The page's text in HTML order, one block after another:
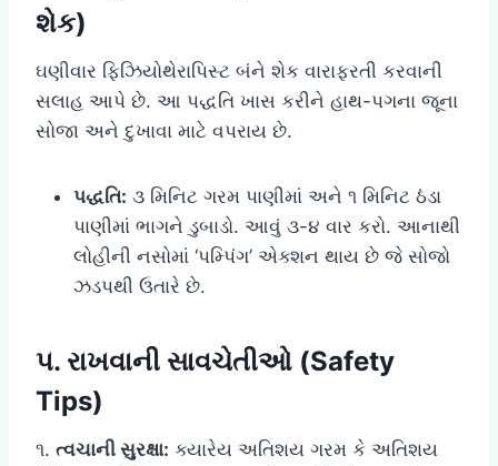
શેક)
ઘણીવાર ફિઝિયોથેરાપિસ્ટ બંને શેક વારાફરતી કરવાની
સલાહ આપે છે. આ પદ્ધતિ ખાસ કરીને હાથ-પગના જૂના
સોજા અને દુખાવા માટે વપરાય છે.
પદ્ધતિ: ૩ મિનિટ ગરમ પાણીમાં અને ૧ મિનિટ ઠંડા
પાણીમાં ભાગને ડુબાડો. આવું ૩-૪ વાર કરો. આનાથી
લોહીની નસોમાં ‘પમ્પિંગ’ એક્શન થાય છે જે સોજો
ઝડપથી ઉતારે છે.
૫. રાખવાની સાવચેતીઓ (Safety
Tips)
૧. ત્વચાની સુરક્ષા: ક્યારેય અતિશય ગરમ કે અતિશય